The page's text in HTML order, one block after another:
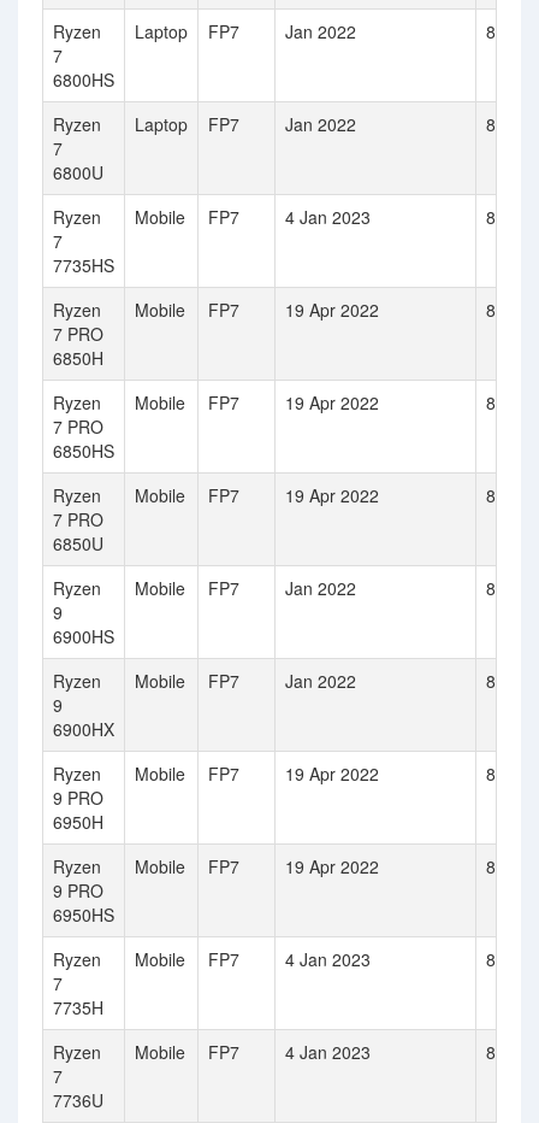
Ryzen
7
6800HS
Laptop FP7 Jan 2022 8
Ryzen
7
6800U
Laptop FP7 Jan 2022 8
Ryzen
7
7735HS
Mobile FP7 4 Jan 2023 8
Ryzen
7 PRO
6850H
Mobile FP7 19 Apr 2022 8
Ryzen
7 PRO
6850HS
Mobile FP7 19 Apr 2022 8
Ryzen
7 PRO
6850U
Mobile FP7 19 Apr 2022 8
Ryzen
9
6900HS
Mobile FP7 Jan 2022 8
Ryzen
9
6900HX
Mobile FP7 Jan 2022 8
Ryzen
9 PRO
6950H
Mobile FP7 19 Apr 2022 8
Ryzen
9 PRO
6950HS
Mobile FP7 19 Apr 2022 8
Ryzen
7
7735H
Mobile FP7 4 Jan 2023 8
Ryzen
7
7736U
Mobile FP7 4 Jan 2023 8